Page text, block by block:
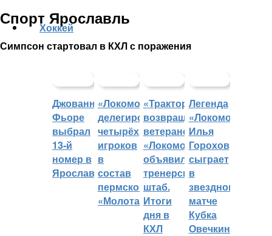
Спорт Ярославль
Симпсон стартовал в КХЛ с поражения
Хоккей
Джованни
Фьоре
выбрал
13-й
номер в
Ярославле
«Локомотив»
делегировал
четырёх
игроков
в
состав
пермского
«Молота»
«Трактор»
возвращает
ветеранов,
«Локомотив»
объявил
тренерский
штаб.
Итоги
дня в
КХЛ
Легенда
«Локомотива»
Илья
Горохов
сыграет
в
звездном
матче
Кубка
Овечкина